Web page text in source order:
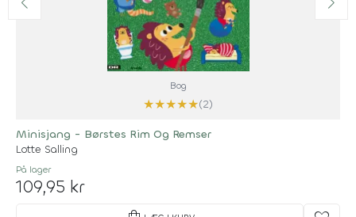
Bog
★★★★★(2)
Minisjang - Børstes Rim Og Remser
Lotte Salling
På lager
109,95 kr